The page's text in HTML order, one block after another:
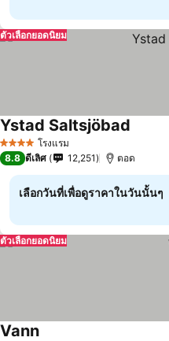
ตัวเลือกยอดนิยม
4 ดาว โรงแรม
Ystad Saltsjöbad
8.8 ดีเลิศ 12,251 ตอด
เลือกวันที่เพื่อดูราคาในวันนั้นๆ
ตัวเลือกยอดนิยม
Vann